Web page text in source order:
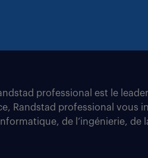
professional est le
Randstad professional
de l’ingénierie,